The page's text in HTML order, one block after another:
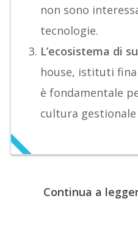
non sono
tecnologie.
L’ecosistema di
house, istituti
è fondamentale
cultura
Continua a